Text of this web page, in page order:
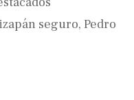
seguro, Pedro